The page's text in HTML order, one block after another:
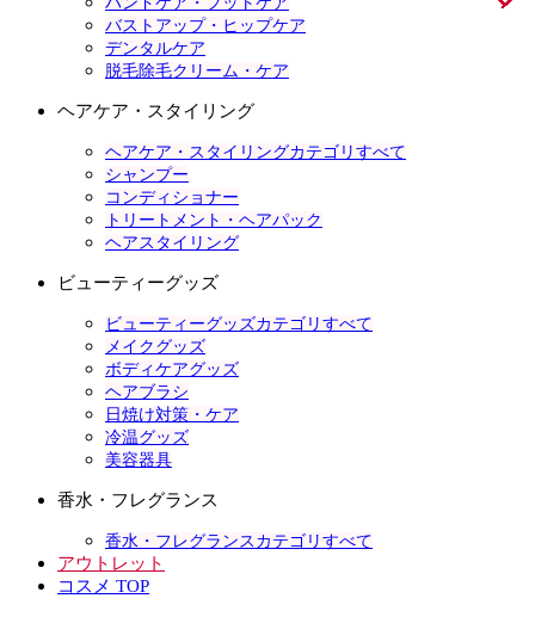
バストアップ・ヒップケア
デンタルケア
脱毛除毛クリーム・ケア
ヘアケア・スタイリング
ヘアケア・スタイリングカテゴリすべて
シャンプー
コンディショナー
トリートメント・ヘアパック
ヘアスタイリング
ビューティーグッズ
ビューティーグッズカテゴリすべて
メイクグッズ
ボディケアグッズ
ヘアブラシ
日焼け対策・ケア
冷温グッズ
美容器具
香水・フレグランス
香水・フレグランスカテゴリすべて
アウトレット
コスメ TOP